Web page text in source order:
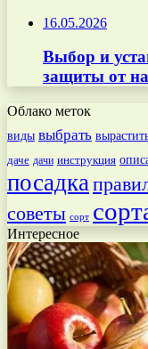
16.05.2026
Выбор и
защиты от
Облако меток
виды выбрать
даче дачи инструкция
посадка
советы сорт
Интересное